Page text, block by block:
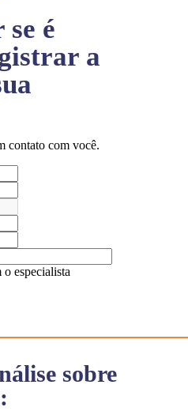
sobre
se é
a
contato com você.
o especialista